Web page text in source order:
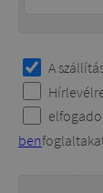
A
ben